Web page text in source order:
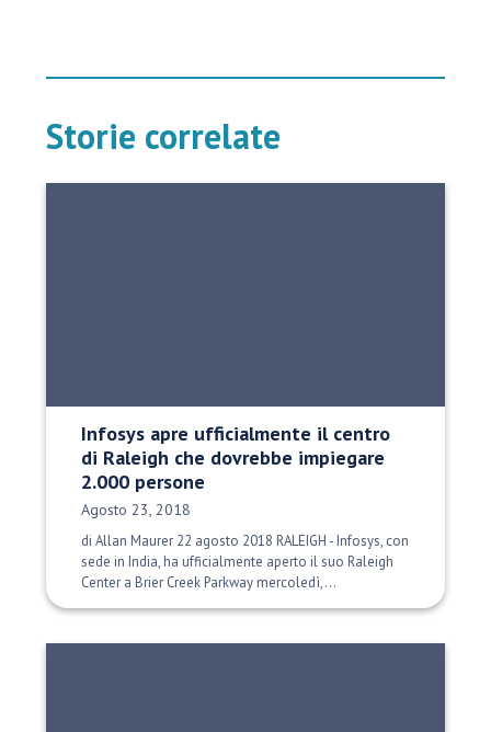
Storie correlate
Infosys apre ufficialmente il centro
di Raleigh che dovrebbe impiegare
2.000 persone
Data di pubblicazione:
Agosto 23, 2018
di Allan Maurer 22 agosto 2018 RALEIGH - Infosys, con
sede in India, ha ufficialmente aperto il suo Raleigh
Center a Brier Creek Parkway mercoledì,...